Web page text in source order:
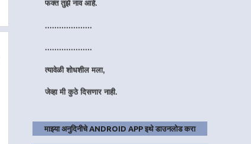
तरीही मी हसणार नाही.
माझ्या अनुदिनीचे ANDROID APP इथे डाउनलोड करा